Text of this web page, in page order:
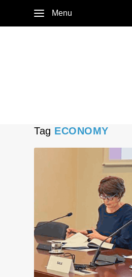
Menu
Tag ECONOMY